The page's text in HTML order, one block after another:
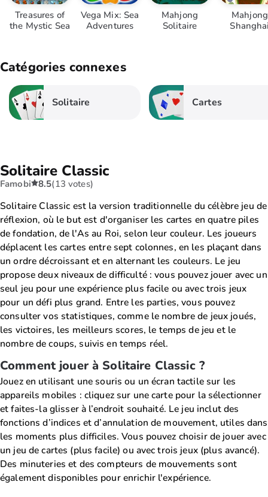
Treasures of
the Mystic Sea
Vega Mix: Sea
Adventures
Mahjong
Solitaire
Mahjong
Catégories connexes
Solitaire Cartes
Solitaire Classic
Famobi 8.5(13 votes)
Solitaire Classic est la version traditionnelle du célèbre jeu de
réflexion, où le but est d'organiser les cartes en quatre piles
de fondation, de l'As au Roi, selon leur couleur. Les joueurs
déplacent les cartes entre sept colonnes, en les plaçant dans
un ordre décroissant et en alternant les couleurs. Le jeu
propose deux niveaux de difficulté : vous pouvez jouer avec un
seul jeu pour une expérience plus facile ou avec trois jeux
pour un défi plus grand. Entre les parties, vous pouvez
consulter vos statistiques, comme le nombre de jeux joués,
les victoires, les meilleurs scores, le temps de jeu et le
nombre de coups, suivis en temps réel.
Comment jouer à Solitaire Classic ?
Jouez en utilisant une souris ou un écran tactile sur les
appareils mobiles : cliquez sur une carte pour la sélectionner
et faites-la glisser à l’endroit souhaité. Le jeu inclut des
fonctions d’indices et d’annulation de mouvement, utiles dans
les moments plus difficiles. Vous pouvez choisir de jouer avec
un jeu de cartes (plus facile) ou avec trois jeux (plus avancé).
Des minuteries et des compteurs de mouvements sont
également disponibles pour enrichir l'expérience.